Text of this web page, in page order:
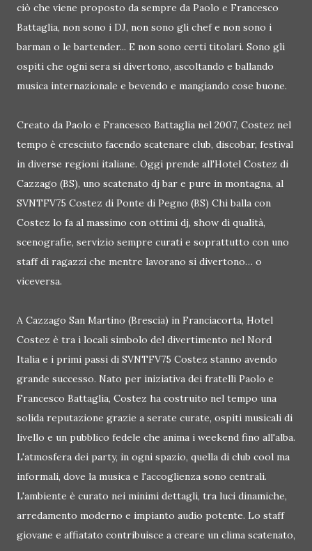
ciò che viene proposto da sempre da Paolo e Francesco
Battaglia, non sono i DJ, non sono gli chef e non sono i
barman o le bartender... E non sono certi titolari. Sono gli
ospiti che ogni sera si divertono, ascoltando e ballando
musica internazionale e bevendo e mangiando cose buone.
Creato da Paolo e Francesco Battaglia nel 2007, Costez nel
tempo è cresciuto facendo scatenare club, discobar, festival
in diverse regioni italiane. Oggi prende all'Hotel Costez di
Cazzago (BS), uno scatenato dj bar e pure in montagna, al
SVNTFV75 Costez di Ponte di Pegno (BS) Chi balla con
Costez lo fa al massimo con ottimi dj, show di qualità,
scenografie, servizio sempre curati e soprattutto con uno
staff di ragazzi che mentre lavorano si divertono… o
viceversa.
A Cazzago San Martino (Brescia) in Franciacorta, Hotel
Costez è tra i locali simbolo del divertimento nel Nord
Italia e i primi passi di SVNTFV75 Costez stanno avendo
grande successo. Nato per iniziativa dei fratelli Paolo e
Francesco Battaglia, Costez ha costruito nel tempo una
solida reputazione grazie a serate curate, ospiti musicali di
livello e un pubblico fedele che anima i weekend fino all'alba.
L'atmosfera dei party, in ogni spazio, quella di club cool ma
informali, dove la musica e l'accoglienza sono centrali.
L'ambiente è curato nei minimi dettagli, tra luci dinamiche,
arredamento moderno e impianto audio potente. Lo staff
giovane e affiatato contribuisce a creare un clima scatenato,